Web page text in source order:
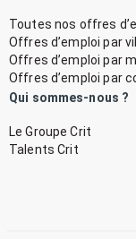
Toutes nos offres
Offres d’emploi par
Offres d’emploi par
Offres d’emploi par
Qui sommes-nous ?
Le Groupe Crit
Talents Crit